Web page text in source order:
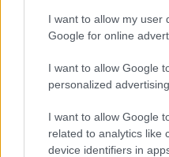
I want to allow my user
Google for online
I want to allow Google
personalized advertising.
I want to allow Google
related to analytics like
device identifiers in
Tecnica classica sci di
scivolata e frenata
Marco Tessari · 4 Ago 2026